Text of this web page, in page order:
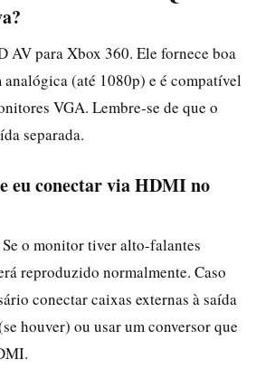
AV para Xbox 360. Ele fornece boa
(até 1080p) e é compatível
VGA. Lembre-se de que o
separada.
eu conectar via HDMI no
o monitor tiver alto-falantes
reproduzido normalmente. Caso
conectar caixas externas à saída
houver) ou usar um conversor que